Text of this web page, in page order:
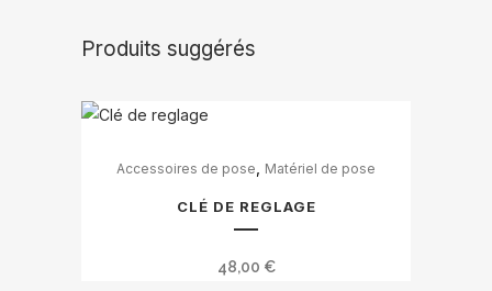
Produits suggérés
Accessoires de pose Matériel de pose
CLÉ DE REGLAGE
48,00 €